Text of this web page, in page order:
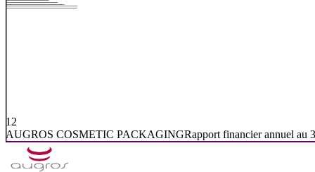
12
AUGROS COSMETIC PACKAGINGRapport financier annuel au